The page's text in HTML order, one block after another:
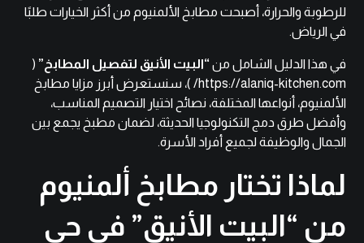
للرطوبة والحرارة، أصبحت مطابخ الألمنيوم من أكثر الخيارات طلبًا
في الرياض.
في هذا الدليل الشامل من “البيت الأنيق لتفصيل المطابخ” (
https://alaniq-kitchen.com/ )، سنستعرض أبرز مزايا مطابخ
الألمنيوم، أنواعها المختلفة، نصائح اختيار التصميم المناسب،
وأفضل طرق دمج التكنولوجيا الحديثة، لضمان مطبخ يجمع بين
الجمال والوظيفة لجميع أفراد الأسرة.
لماذا تختار مطابخ ألمنيوم
من “البيت الأنيق” في حي